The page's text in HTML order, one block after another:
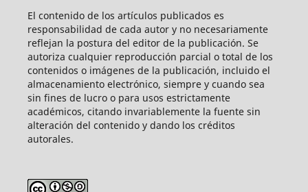
El contenido de los artículos publicados es
responsabilidad de cada autor y no necesariamente
reflejan la postura del editor de la publicación. Se
autoriza cualquier reproducción parcial o total de los
contenidos o imágenes de la publicación, incluido el
almacenamiento electrónico, siempre y cuando sea
sin fines de lucro o para usos estrictamente
académicos, citando invariablemente la fuente sin
alteración del contenido y dando los créditos
autorales.